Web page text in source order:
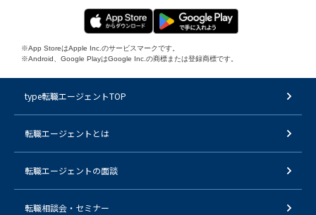
※App StoreはApple Inc.のサービスマークです。
※Android、Google PlayはGoogle Inc.の商標または登録商標です。
type転職エージェントTOP
転職エージェントとは
転職エージェントの面談
転職相談会・セミナー